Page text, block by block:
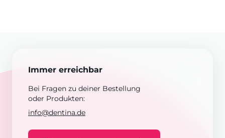
Immer erreichbar
Bei Fragen zu deiner Bestellung
oder Produkten:
info@dentina.de